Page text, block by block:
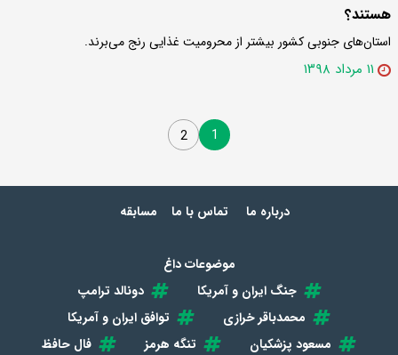
هستند؟
استان‌های جنوبی کشور بیشتر از محرومیت غذایی رنج می‌برند.
۱۱ مرداد ۱۳۹۸
1
2
درباره ما تماس با ما مسابقه
موضوعات داغ
جنگ ایران و آمریکا
دونالد ترامپ
محمدباقر خرازی
توافق ایران و آمریکا
مسعود پزشکیان
تنگه هرمز فال حافظ